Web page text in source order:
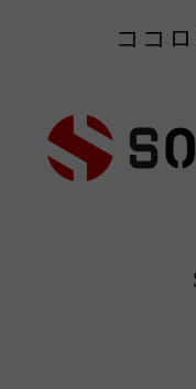
ココ